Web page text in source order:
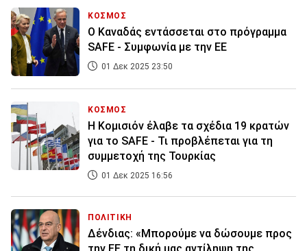
ΚΟΣΜΟΣ
Ο Καναδάς εντάσσεται στο πρόγραμμα
SAFE - Συμφωνία με την ΕΕ
01 Δεκ 2025 23:50
ΚΟΣΜΟΣ
Η Κομισιόν έλαβε τα σχέδια 19 κρατών
για το SAFE - Τι προβλέπεται για τη
συμμετοχή της Τουρκίας
01 Δεκ 2025 16:56
ΠΟΛΙΤΙΚΗ
Δένδιας: «Μπορούμε να δώσουμε προς